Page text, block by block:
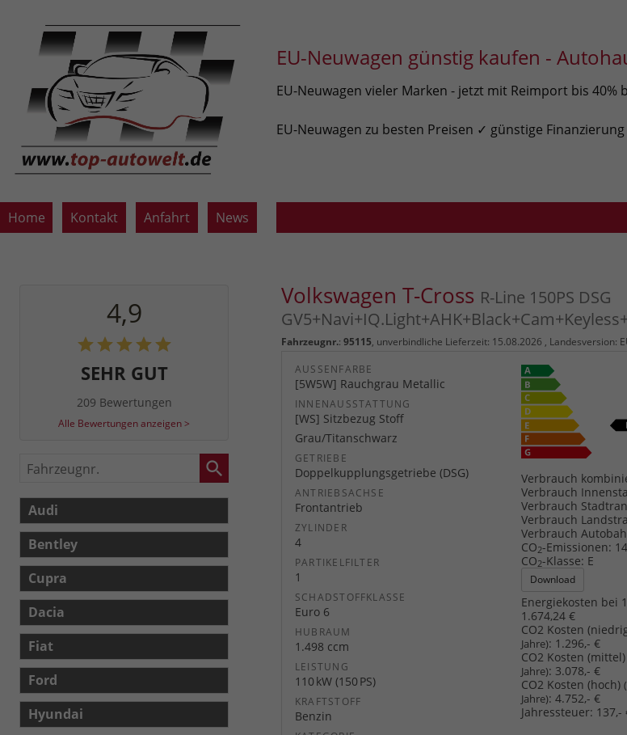
EU-Neuwagen günstig kaufen -
EU-Neuwagen vieler Marken - jetzt mit Reimport bis 40%
EU-Neuwagen zu besten Preisen ✓ günstige
Home Kontakt Anfahrt News
Volkswagen T-Cross R-Line 150PS DSG
Fahrzeugnr.: 95115, unverbindliche Lieferzeit: 15.08.2026 , Landesversion:
AUSSENFARBE
[5W5W] Rauchgrau Metallic
INNENAUSSTATTUNG
[WS] Sitzbezug Stoff
Grau/Titanschwarz
GETRIEBE
Doppelkupplungsgetriebe (DSG)
ANTRIEBSACHSE
Frontantrieb
ZYLINDER
4
PARTIKELFILTER
1
SCHADSTOFFKLASSE
Euro 6
HUBRAUM
1.498 ccm
LEISTUNG
110 kW (150 PS)
KRAFTSTOFF
Benzin
Verbrauch
Verbrauch
Verbrauch
Verbrauch
Verbrauch
CO2-Emissionen:
CO2-Klasse: E
Download
Energiekosten bei
1.674,24 €
CO2 Kosten
Jahre): 1.296,- €
CO2 Kosten
Jahre): 3.078,- €
CO2 Kosten (hoch)
Jahre): 4.752,- €
Jahressteuer: 137,-
4,9
SEHR GUT
209 Bewertungen
Alle Bewertungen anzeigen >
Fahrzeugnr.
Audi
Bentley
Cupra
Dacia
Fiat
Ford
Hyundai